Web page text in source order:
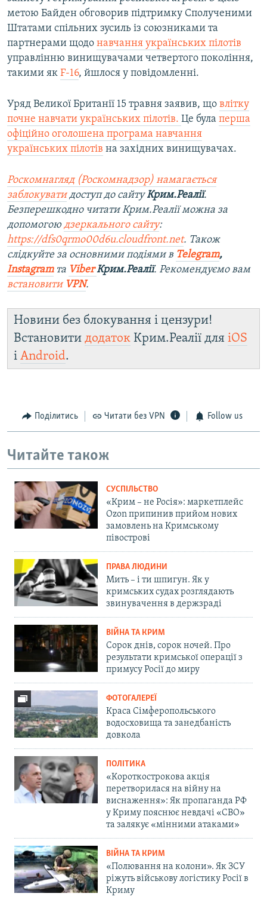
метою Байден обговорив підтримку Сполученими
Штатами спільних зусиль із союзниками та
партнерами щодо навчання українських пілотів
управлінню винищувачами четвертого покоління,
такими як F-16, йшлося у повідомленні.
Уряд Великої Британії 15 травня заявив, що влітку
почне навчати українських пілотів. Це була перша
офіційно оголошена програма навчання
українських пілотів на західних винищувачах.
Роскомнагляд (Роскомнадзор) намагається
заблокуватидоступ до сайтуКрим.Реалії.
Безперешкодно читати Крим.Реалії можна за
допомогою дзеркального сайту:
https://dfs0qrmo00d6u.cloudfront.net. Також
слідкуйте за основними подіями в Telegram,
Instagramта ViberКрим.Реалії. Рекомендуємо вам
встановити VPN.
Новини без блокування і цензури!
Встановити додаток Крим.Реалії для iOS
і Android.
Поділитись Читати без VPN Follow us
Читайте також
СУСПІЛЬСТВО
«Крим – не Росія»: маркетплейс
Ozon припинив прийом нових
замовлень на Кримському
півострові
ПРАВА ЛЮДИНИ
Мить – і ти шпигун. Як у
кримських судах розглядають
звинувачення в держзраді
ВІЙНА ТА КРИМ
Сорок днів, сорок ночей. Про
результати кримської операції з
примусу Росії до миру
ФОТОГАЛЕРЕЇ
Краса Сімферопольського
водосховища та занедбаність
довкола
ПОЛІТИКА
«Короткострокова акція
перетворилася на війну на
виснаження»: Як пропаганда РФ
у Криму пояснює невдачі «СВО»
та залякує «мінними атаками»
ВІЙНА ТА КРИМ
«Полювання на колони». Як ЗСУ
ріжуть військову логістику Росії в
Криму